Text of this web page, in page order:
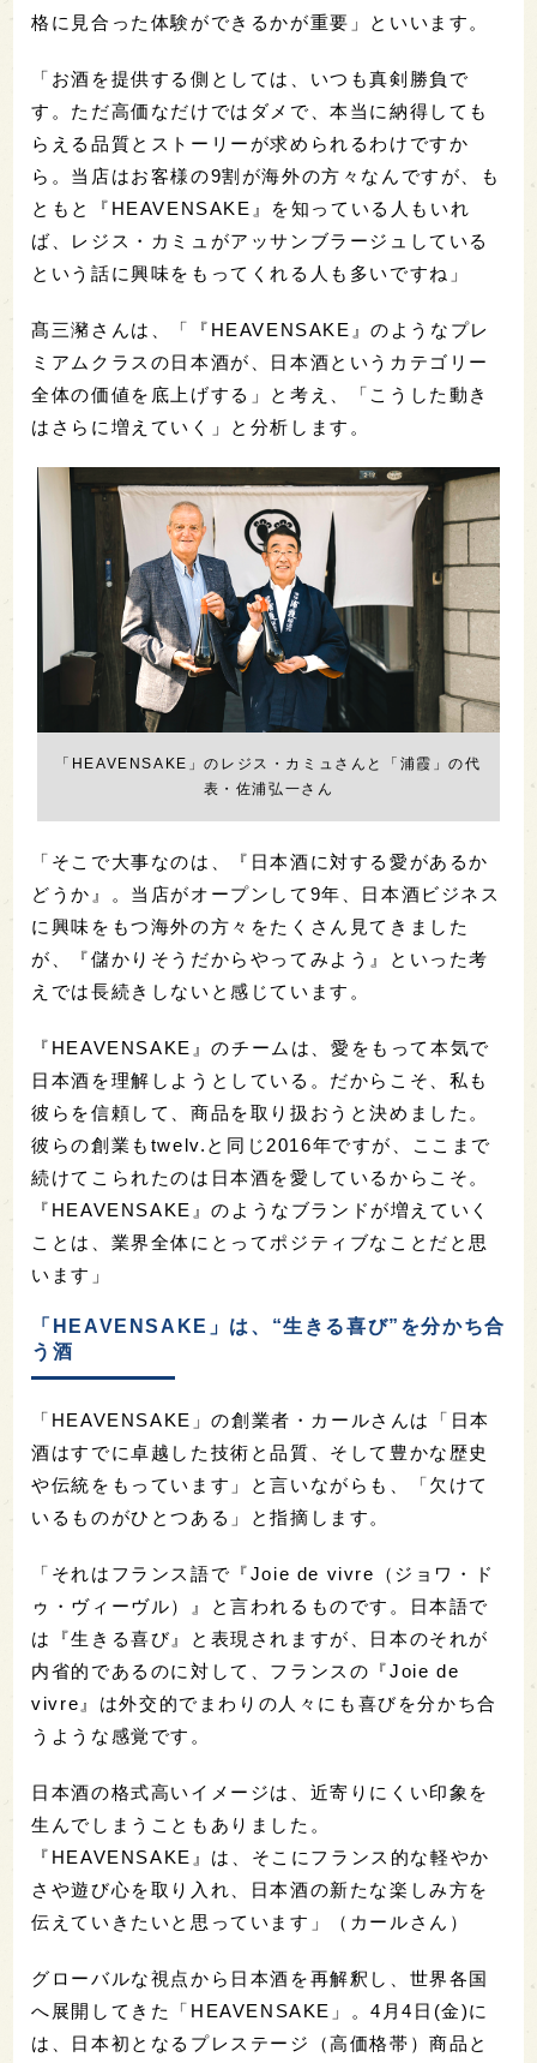
格に見合った体験ができるかが重要」といいます。
「お酒を提供する側としては、いつも真剣勝負で
す。ただ高価なだけではダメで、本当に納得しても
らえる品質とストーリーが求められるわけですか
ら。当店はお客様の9割が海外の方々なんですが、も
ともと『HEAVENSAKE』を知っている人もいれ
ば、レジス・カミュがアッサンブラージュしている
という話に興味をもってくれる人も多いですね」
髙三瀦さんは、「『HEAVENSAKE』のようなプレ
ミアムクラスの日本酒が、日本酒というカテゴリー
全体の価値を底上げする」と考え、「こうした動き
はさらに増えていく」と分析します。
「HEAVENSAKE」のレジス・カミュさんと「浦霞」の代
表・佐浦弘一さん
「そこで大事なのは、『日本酒に対する愛があるか
どうか』。当店がオープンして9年、日本酒ビジネス
に興味をもつ海外の方々をたくさん見てきました
が、『儲かりそうだからやってみよう』といった考
えでは長続きしないと感じています。
『HEAVENSAKE』のチームは、愛をもって本気で
日本酒を理解しようとしている。だからこそ、私も
彼らを信頼して、商品を取り扱おうと決めました。
彼らの創業もtwelv.と同じ2016年ですが、ここまで
続けてこられたのは日本酒を愛しているからこそ。
『HEAVENSAKE』のようなブランドが増えていく
ことは、業界全体にとってポジティブなことだと思
います」
「HEAVENSAKE」は、“生きる喜び”を分かち合
う酒
「HEAVENSAKE」の創業者・カールさんは「日本
酒はすでに卓越した技術と品質、そして豊かな歴史
や伝統をもっています」と言いながらも、「欠けて
いるものがひとつある」と指摘します。
「それはフランス語で『Joie de vivre（ジョワ・ド
ゥ・ヴィーヴル）』と言われるものです。日本語で
は『生きる喜び』と表現されますが、日本のそれが
内省的であるのに対して、フランスの『Joie de
vivre』は外交的でまわりの人々にも喜びを分かち合
うような感覚です。
日本酒の格式高いイメージは、近寄りにくい印象を
生んでしまうこともありました。
『HEAVENSAKE』は、そこにフランス的な軽やか
さや遊び心を取り入れ、日本酒の新たな楽しみ方を
伝えていきたいと思っています」（カールさん）
グローバルな視点から日本酒を再解釈し、世界各国
へ展開してきた「HEAVENSAKE」。4月4日(金)に
は、日本初となるプレステージ（高価格帯）商品と